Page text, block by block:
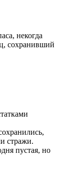
некогда
сохранивший
стражи.
пустая, но